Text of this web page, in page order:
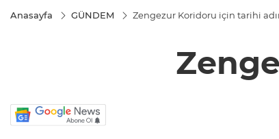
Anasayfa GÜNDEM Zengezur Koridoru için tarihi